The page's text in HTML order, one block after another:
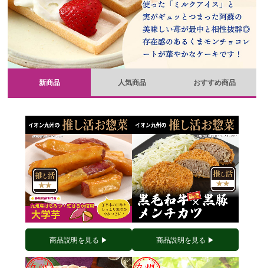
新商品 人気商品 おすすめ商品
商品説明を見る ▶︎ 商品説明を見る ▶︎